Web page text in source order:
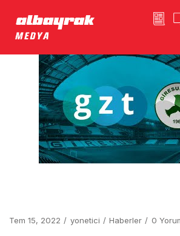
Tem 15, 2022 yonetici Haberler 0